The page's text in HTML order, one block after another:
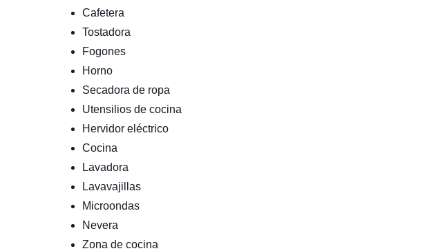
Cafetera
Tostadora
Fogones
Horno
Secadora de ropa
Utensilios de cocina
Hervidor eléctrico
Cocina
Lavadora
Lavavajillas
Microondas
Nevera
Zona de cocina